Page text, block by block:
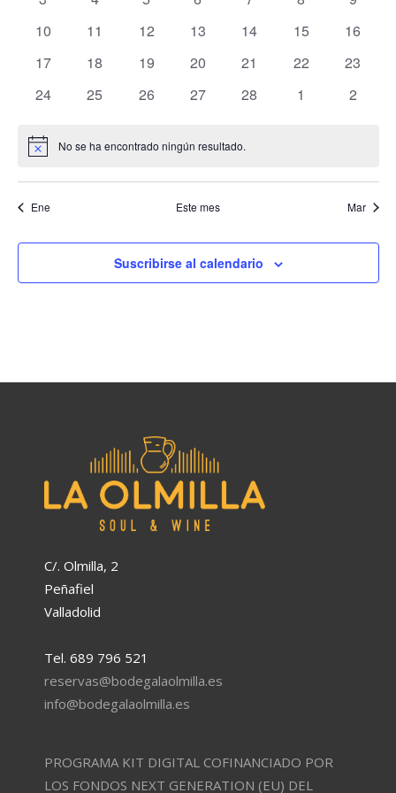
Eventos
0
10
0
11
0
12
0
13
0
14
0
15
0
16
0
17
0
18
0
19
0
20
0
21
0
22
0
23
0
24
0
25
0
26
0
27
0
28
0
1
0
2
Aviso No se ha encontrado ningún resultado.
Ene Este mes Mar
Suscribirse al calendario
C/. Olmilla, 2
Peñafiel
Valladolid
Tel. 689 796 521
reservas@bodegalaolmilla.es
info@bodegalaolmilla.es
PROGRAMA KIT DIGITAL COFINANCIADO POR
LOS FONDOS NEXT GENERATION (EU) DEL